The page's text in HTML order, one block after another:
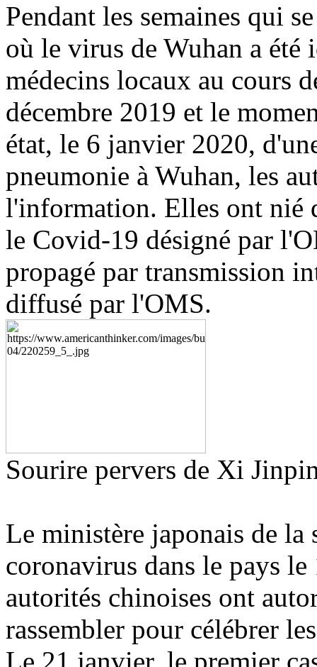
Pendant les semaines qui
où le virus de Wuhan a été
médecins locaux au cours
décembre 2019 et le
état, le 6 janvier 2020,
pneumonie à Wuhan, les
l'information. Elles ont nié
le Covid-19 désigné par
propagé par transmission
diffusé par l'OMS.
Sourire pervers de Xi
Le ministère japonais de la
coronavirus dans le pays
autorités chinoises ont
rassembler pour célébrer